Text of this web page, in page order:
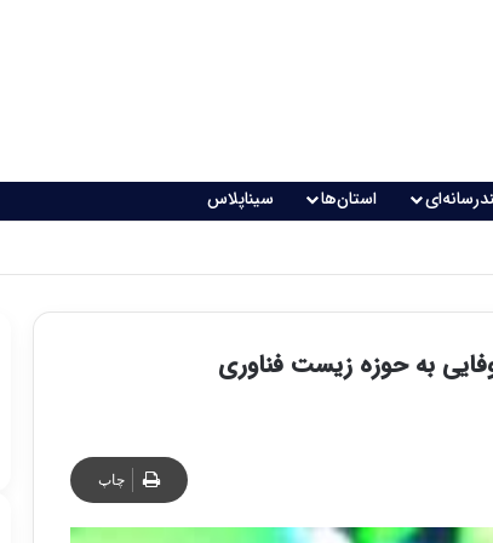
استان‌ها سیناپلاس
چاپ